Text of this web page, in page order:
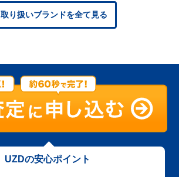
取り扱いブランドを全て見る
UZDの安心ポイント